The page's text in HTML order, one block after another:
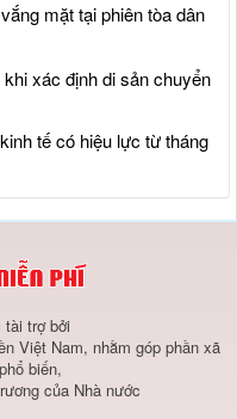
mặt tại phiên tòa dân
xác định di sản chuyển
tế có hiệu lực từ tháng
tài trợ bởi
Việt Nam, nhằm góp phần xã
biến,
của Nhà nước